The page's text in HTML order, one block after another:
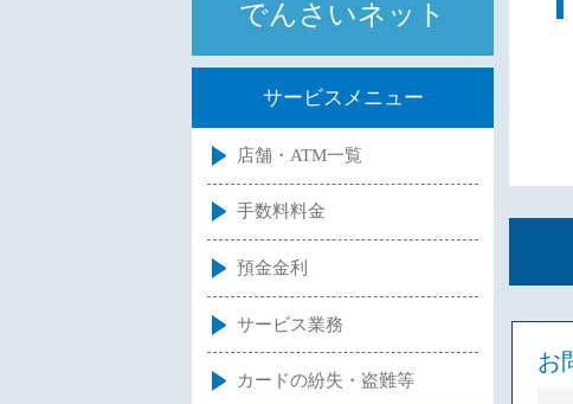
でんさいネット
サービスメニュー
店舗・ATM一覧
手数料料金
預金金利
サービス業務
カードの紛失・盗難等
お